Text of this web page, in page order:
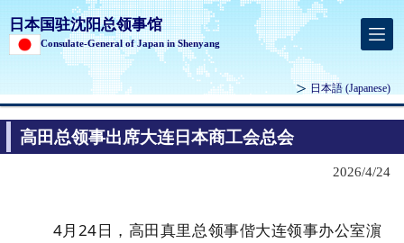
日本国驻沈阳总领事馆
Consulate-General of Japan in Shenyang
日本語 (Japanese)
高田总领事出席大连日本商工会总会
2026/4/24
4月24日，高田真里总领事偕大连领事办公室濵